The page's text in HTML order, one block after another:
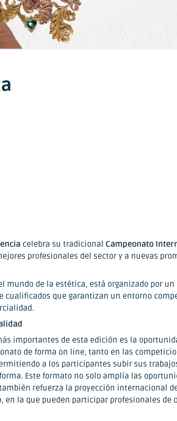
celebra su tradicional Campeonato
profesionales del sector y a nuevas
mundo de la estética, está organizado por un
cualificados que garantizan un entorno
importantes de esta edición es la
de forma on line, tanto en las
a los participantes subir sus
Este formato no solo amplía las
refuerza la proyección internacional
en la que pueden participar profesionales de